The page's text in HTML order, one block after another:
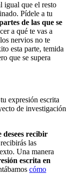
igual que el resto
Pídele a tu
de las que se
a qué te vas a
nervios no te
esta parte, temida
que se supera
expresión escrita
de investigación
desees recibir
las
Una manera
escrita en
cómo